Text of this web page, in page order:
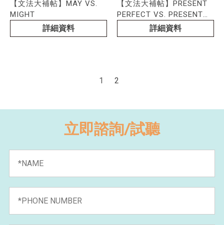
【文法大補帖】MAY VS.
MIGHT
詳細資料
【文法大補帖】PRESENT
PERFECT VS. PRESENT
PERFECT CONTINU
詳細資料
1 2
立即諮詢/試聽